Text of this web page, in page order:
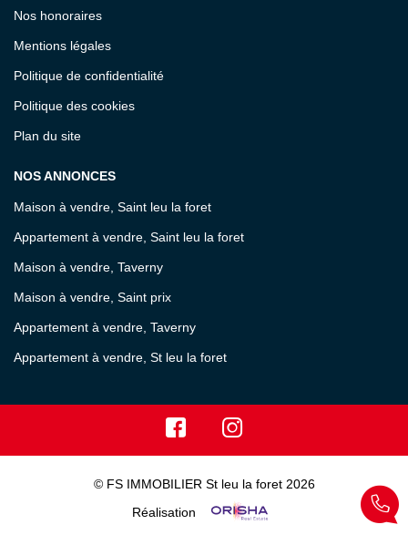
Nos honoraires
Mentions légales
Politique de confidentialité
Politique des cookies
Plan du site
NOS ANNONCES
Maison à vendre, Saint leu la foret
Appartement à vendre, Saint leu la foret
Maison à vendre, Taverny
Maison à vendre, Saint prix
Appartement à vendre, Taverny
Appartement à vendre, St leu la foret
© FS IMMOBILIER St leu la foret 2026
Réalisation